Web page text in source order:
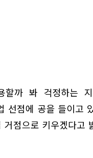
할까 봐 걱정하는
선점에 공을 들이고
점으로 키우겠다고